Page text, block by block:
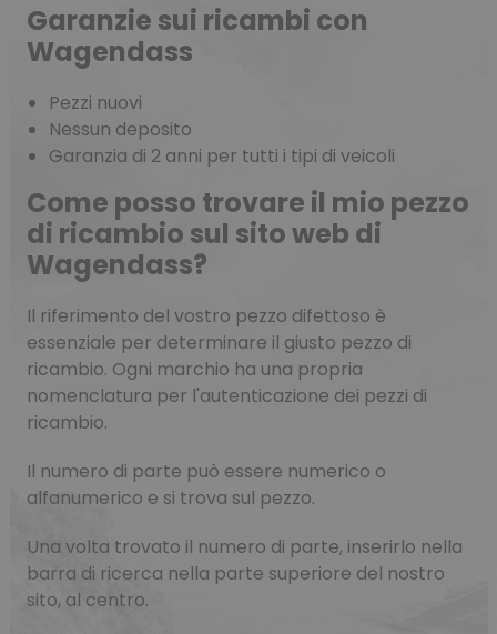
Garanzie sui ricambi con
Wagendass
Pezzi nuovi
Nessun deposito
Garanzia di 2 anni per tutti i tipi di veicoli
Come posso trovare il mio pezzo
di ricambio sul sito web di
Wagendass?
Il riferimento del vostro pezzo difettoso è
essenziale per determinare il giusto pezzo di
ricambio. Ogni marchio ha una propria
nomenclatura per l'autenticazione dei pezzi di
ricambio.
Il numero di parte può essere numerico o
alfanumerico e si trova sul pezzo.
Una volta trovato il numero di parte, inserirlo nella
barra di ricerca nella parte superiore del nostro
sito, al centro.